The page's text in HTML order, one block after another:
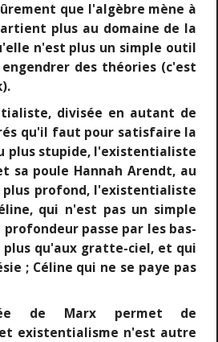
que l'algèbre mène à
plus au domaine de la
n'est plus un simple outil
des théories (c'est
divisée en autant de
qu'il faut pour satisfaire la
plus stupide, l'existentialiste
sa poule Hannah Arendt, au
plus profond, l'existentialiste
qui n'est pas un simple
passe par les bas-
qu'aux gratte-ciel, et qui
; Céline qui ne se paye pas
de Marx permet de
existentialisme n'est autre